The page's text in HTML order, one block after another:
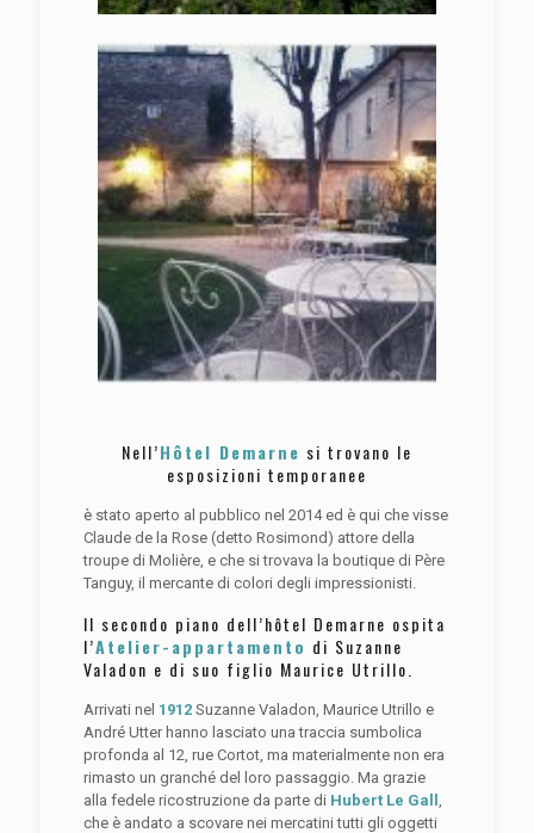
Nell’Hôtel Demarne si trovano le
esposizioni temporanee
è stato aperto al pubblico nel 2014 ed è qui che visse
Claude de la Rose (detto Rosimond) attore della
troupe di Molière, e che si trovava la boutique di Père
Tanguy, il mercante di colori degli impressionisti.
Il secondo piano dell’hôtel Demarne ospita
l’Atelier-appartamento di Suzanne
Valadon e di suo figlio Maurice Utrillo.
Arrivati nel 1912 Suzanne Valadon, Maurice Utrillo e
André Utter hanno lasciato una traccia sumbolica
profonda al 12, rue Cortot, ma materialmente non era
rimasto un granché del loro passaggio. Ma grazie
alla fedele ricostruzione da parte di Hubert Le Gall
che è andato a scovare nei mercatini tutti gli oggetti